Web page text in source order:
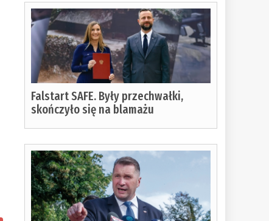
Falstart SAFE. Były przechwałki,
skończyło się na blamażu